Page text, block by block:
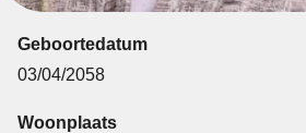
Geboortedatum
03/04/2058
Woonplaats